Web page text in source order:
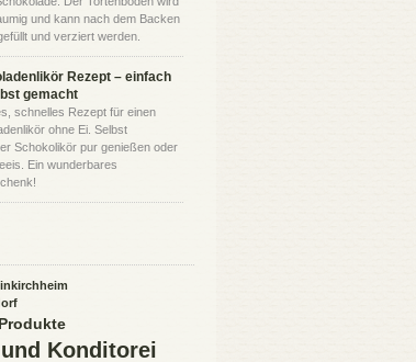
und kann nach dem Backen
und verziert werden.
Rezept – einfach
gemacht
schnelles Rezept für einen
ohne Ei. Selbst
Schokolikör pur genießen oder
Ein wunderbares
Konditorei